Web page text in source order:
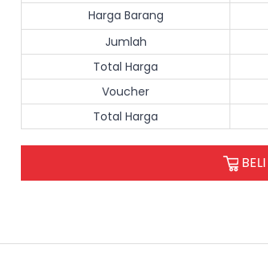
Harga Barang
Jumlah
Total Harga
Voucher
Total Harga
BELI